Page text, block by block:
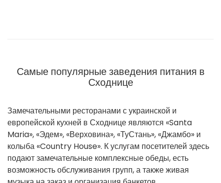
Самые популярные заведения питания в
Сходнице
Замечательными ресторанами с украинской и
европейской кухней в Сходнице являются «Santa
Maria», «Эдем», «Верховина», «ТуСтань», «Джамбо» и
колыба «Country House». К услугам посетителей здесь
подают замечательные комплексные обеды, есть
возможность обслуживания групп, а также живая